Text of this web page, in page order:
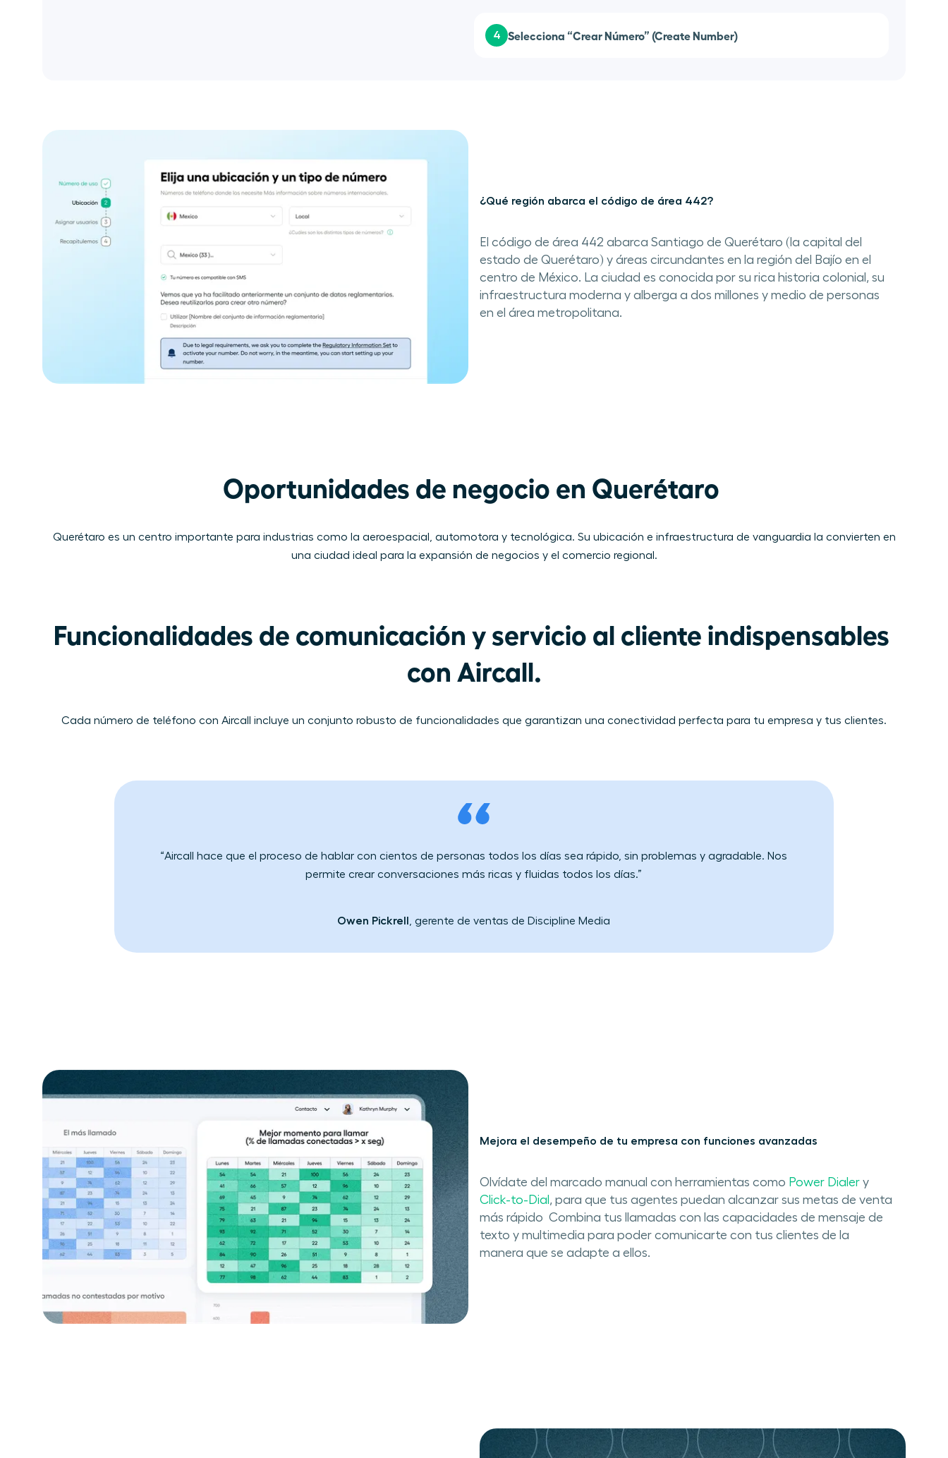
4 Selecciona “Crear Número” (Create Number)
¿Qué región abarca el código de área 442?
El código de área 442 abarca Santiago de Querétaro (la capital del
estado de Querétaro) y áreas circundantes en la región del Bajío en el
centro de México. La ciudad es conocida por su rica historia colonial, su
infraestructura moderna y alberga a dos millones y medio de personas
en el área metropolitana.
Oportunidades de negocio en Querétaro
Querétaro es un centro importante para industrias como la aeroespacial, automotora y tecnológica. Su ubicación e infraestructura de vanguardia la convierten en
una ciudad ideal para la expansión de negocios y el comercio regional.
Funcionalidades de comunicación y servicio al cliente indispensables
con Aircall.
Cada número de​ teléfono con Aircall​ ​incluye un conjunto robusto de funcionalidades que garantizan una conectividad perfecta para tu empresa y tus clientes.
“Aircall hace que el proceso de hablar con cientos de personas todos los días sea ​rápido​​, sin problemas y agradable. Nos
permite​ crear conversaciones más ricas y fluidas todos los días.”
Owen Pickrell , gerente de ventas de Discipline Media
Mejora el​ desempeño de tu empresa con funciones avanzadas
Olvídate del marcado manual con herramientas como ​ Power Dialer​ y ​
Click-to-Dial ​, ​para que tus​​ agentes puedan alcanzar sus metas de venta
más rápido ​​ Combina tus llamadas con las capacidades de​ mensaje de
texto y multimedia​ ​para poder comunicarte con tus clientes de la
manera que se adapte a ellos.